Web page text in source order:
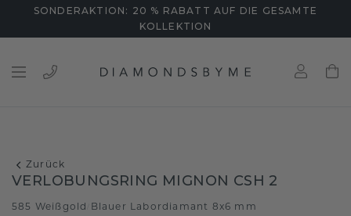
SONDERAKTION: 20 % RABATT AUF DIE GESAMTE
KOLLEKTION
Zurück
VERLOBUNGSRING MIGNON CSH 2
585 Weißgold Blauer Labordiamant 8x6 mm